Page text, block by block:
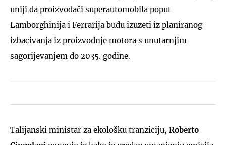
uniji da proizvođači superautomobila poput
Lamborghinija i Ferrarija budu izuzeti iz planiranog
izbacivanja iz proizvodnje motora s unutarnjim
sagorijevanjem do 2035. godine.
Talijanski ministar za ekološku tranziciju, Roberto